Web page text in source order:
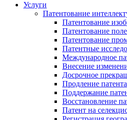
Услуги
Патентование
Патентование
Патентование
Патентование
Патентные
Международное
Внесение
Досрочное
Продление патента
Поддержание
Восстановление
Патент на